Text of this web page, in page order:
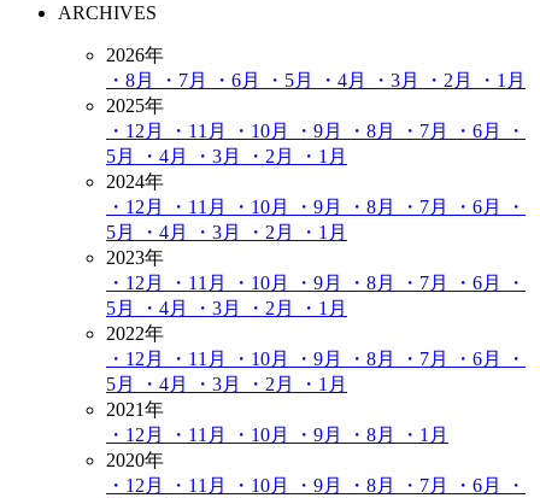
ARCHIVES
2026年
・8月
・7月 ・6月 ・5月 ・4月 ・3月 ・2月
・1月
2025年
・12月
・11月 ・10月 ・9月 ・8月 ・7月 ・6月
・
5月
・4月 ・3月 ・2月
・1月
2024年
・12月
・11月 ・10月 ・9月 ・8月 ・7月 ・6月
・
5月
・4月 ・3月 ・2月
・1月
2023年
・12月
・11月 ・10月 ・9月 ・8月 ・7月 ・6月
・
5月
・4月 ・3月 ・2月
・1月
2022年
・12月
・11月 ・10月 ・9月 ・8月 ・7月 ・6月
・
5月
・4月 ・3月 ・2月
・1月
2021年
・12月
・11月 ・10月 ・9月 ・8月
・1月
2020年
・12月
・11月 ・10月 ・9月 ・8月 ・7月 ・6月
・